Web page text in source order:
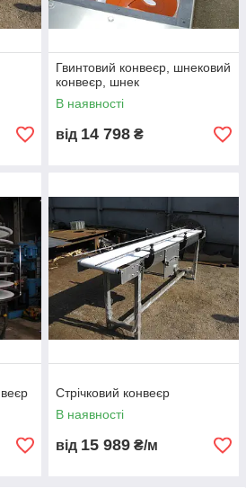
тип конвеєра, який прекрасно
сипучих або твердих
невеликим кутом. Може бути
яке працює з сипкими або
Гвинтовий конвеєр, шнековий
конвеєр, шнек
В наявності
від 14 798 ₴
Стрічковий конвеєр
В наявності
від 15 989 ₴/м